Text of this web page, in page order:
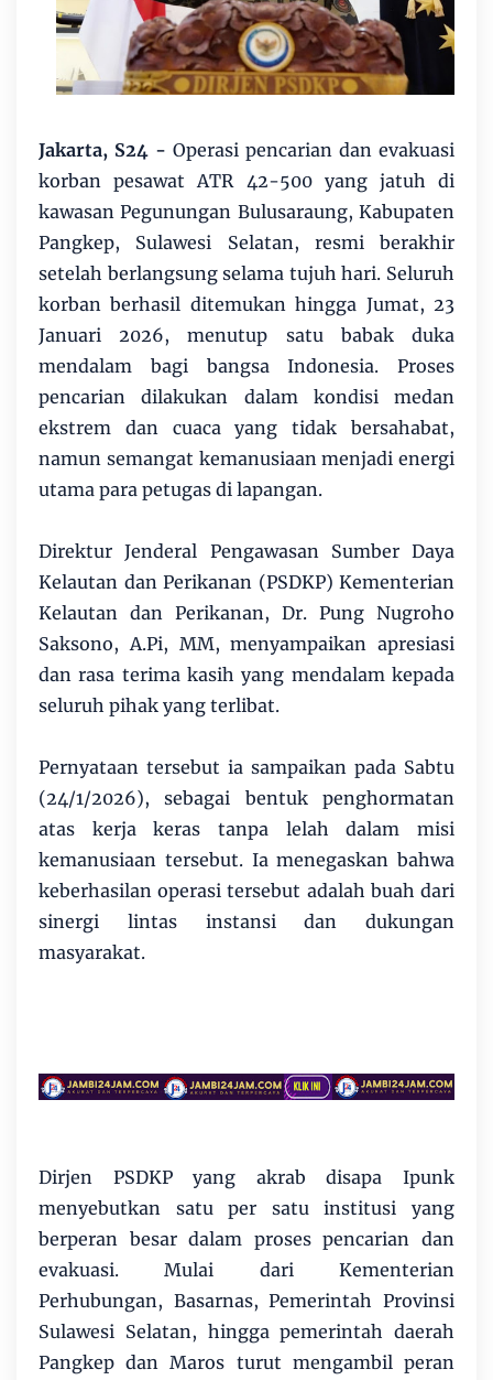
Jakarta, S24 - Operasi pencarian dan evakuasi
korban pesawat ATR 42-500 yang jatuh di
kawasan Pegunungan Bulusaraung, Kabupaten
Pangkep, Sulawesi Selatan, resmi berakhir
setelah berlangsung selama tujuh hari. Seluruh
korban berhasil ditemukan hingga Jumat, 23
Januari 2026, menutup satu babak duka
mendalam bagi bangsa Indonesia. Proses
pencarian dilakukan dalam kondisi medan
ekstrem dan cuaca yang tidak bersahabat,
namun semangat kemanusiaan menjadi energi
utama para petugas di lapangan.
Direktur Jenderal Pengawasan Sumber Daya
Kelautan dan Perikanan (PSDKP) Kementerian
Kelautan dan Perikanan, Dr. Pung Nugroho
Saksono, A.Pi, MM, menyampaikan apresiasi
dan rasa terima kasih yang mendalam kepada
seluruh pihak yang terlibat.
Pernyataan tersebut ia sampaikan pada Sabtu
(24/1/2026), sebagai bentuk penghormatan
atas kerja keras tanpa lelah dalam misi
kemanusiaan tersebut. Ia menegaskan bahwa
keberhasilan operasi tersebut adalah buah dari
sinergi lintas instansi dan dukungan
masyarakat.
Dirjen PSDKP yang akrab disapa Ipunk
menyebutkan satu per satu institusi yang
berperan besar dalam proses pencarian dan
evakuasi. Mulai dari Kementerian
Perhubungan, Basarnas, Pemerintah Provinsi
Sulawesi Selatan, hingga pemerintah daerah
Pangkep dan Maros turut mengambil peran